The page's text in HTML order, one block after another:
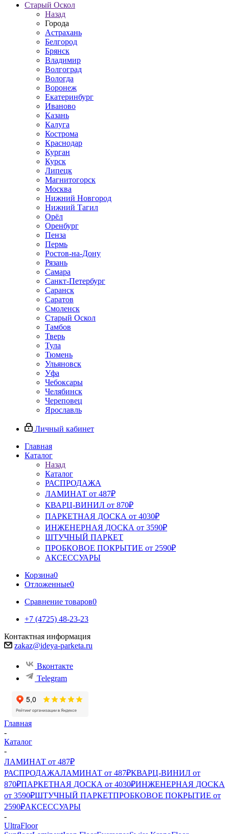
Старый Оскол
Назад
Города
Астрахань
Белгород
Брянск
Владимир
Волгоград
Вологда
Воронеж
Екатеринбург
Иваново
Казань
Калуга
Кострома
Краснодар
Курган
Курск
Липецк
Магнитогорск
Москва
Нижний Новгород
Нижний Тагил
Орёл
Оренбург
Пенза
Пермь
Ростов‑на‑Дону
Рязань
Самара
Санкт‑Петербург
Саранск
Саратов
Смоленск
Старый Оскол
Тамбов
Тверь
Тула
Тюмень
Ульяновск
Уфа
Чебоксары
Челябинск
Череповец
Ярославль
Личный кабинет
Главная
Каталог
Назад
Каталог
РАСПРОДАЖА
ЛАМИНАТ от 487₽
КВАРЦ-ВИНИЛ от 870₽
ПАРКЕТНАЯ ДОСКА от 4030₽
ИНЖЕНЕРНАЯ ДОСКА от 3590₽
ШТУЧНЫЙ ПАРКЕТ
ПРОБКОВОЕ ПОКРЫТИЕ от 2590₽
АКСЕССУАРЫ
Корзина0
Отложенные0
Сравнение товаров0
+7 (4725) 48-23-23
Контактная информация
zakaz@ideya-parketa.ru
Вконтакте
Telegram
Главная
-
Каталог
-
ЛАМИНАТ от 487₽
РАСПРОДАЖАЛАМИНАТ от 487₽КВАРЦ-ВИНИЛ от
870₽ПАРКЕТНАЯ ДОСКА от 4030₽ИНЖЕНЕРНАЯ ДОСКА
от 3590₽ШТУЧНЫЙ ПАРКЕТПРОБКОВОЕ ПОКРЫТИЕ от
2590₽АКСЕССУАРЫ
-
UltraFloor